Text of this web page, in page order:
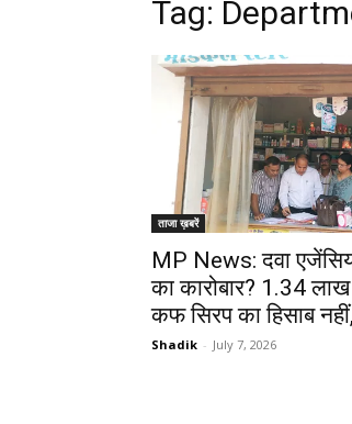
Tag:
ताजा ख़बरें
MP News: दवा
का कारोबार? 1.34
कफ सिरप का हिसाब
Shadik - July 7, 2026